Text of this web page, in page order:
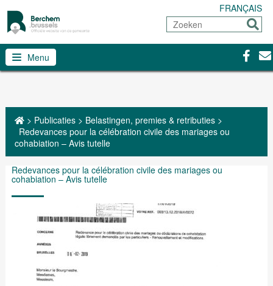
FRANÇAIS
Zoeken
Sturen
Menu
> Publicaties> Belastingen, premies & retributies>
Redevances pour la célébration civile des mariages ou
cohabiation – Avis tutelle
Redevances pour la célébration civile des mariages ou
cohabiation – Avis tutelle